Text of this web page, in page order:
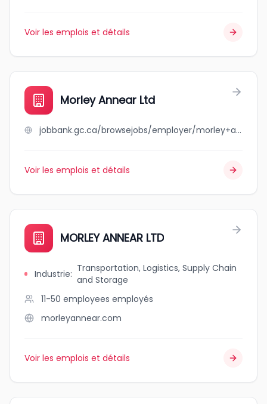
Voir les emplois et détails
Morley Annear Ltd
jobbank.gc.ca/browsejobs/employer/morley+annear+ltd/ca
Voir les emplois et détails
MORLEY ANNEAR LTD
Industrie: Transportation, Logistics, Supply Chain
and Storage
11-50 employees employés
morleyannear.com
Voir les emplois et détails